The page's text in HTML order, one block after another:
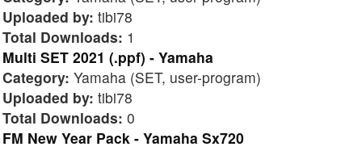
Uploaded by: tibi78
Total Downloads: 1
Multi SET 2021 (.ppf) - Yamaha
Category: Yamaha (SET, user-program)
Uploaded by: tibi78
Total Downloads: 0
FM New Year Pack - Yamaha Sx720